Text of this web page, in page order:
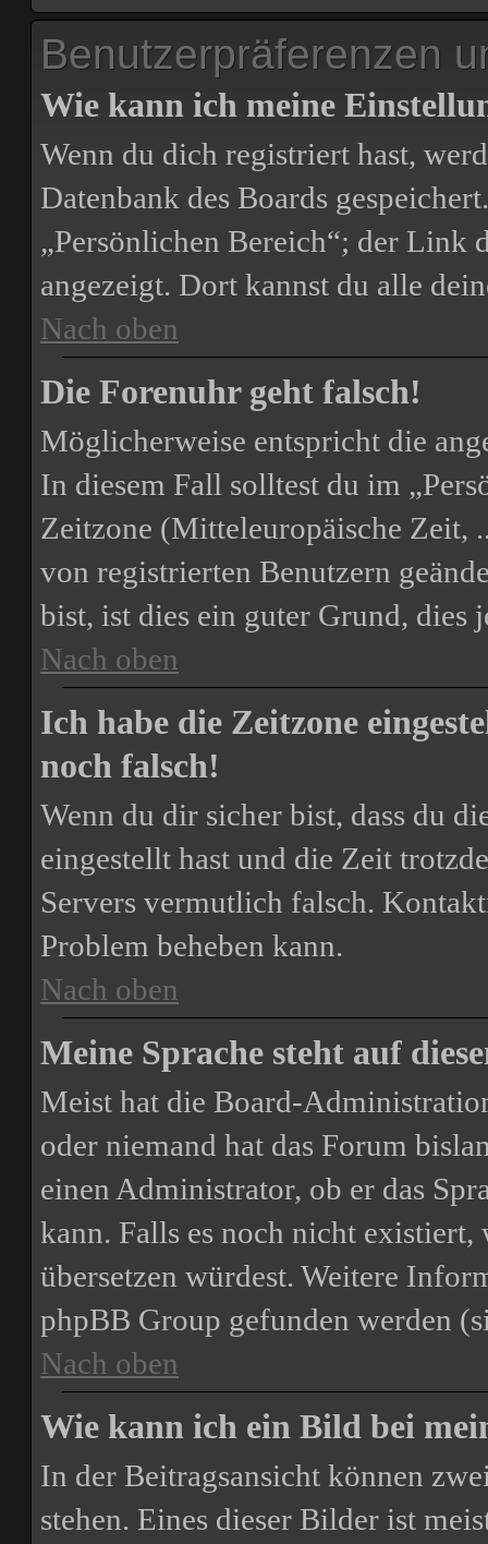
Benutzerpräferenzen
Wie kann ich meine
Wenn du dich registriert hast,
Datenbank des Boards
„Persönlichen Bereich“; der Link
angezeigt. Dort kannst du alle
Nach oben
Die Forenuhr geht falsch!
Möglicherweise entspricht die
In diesem Fall solltest du im
Zeitzone (Mitteleuropäische Zeit,
von registrierten Benutzern
bist, ist dies ein guter Grund, dies
Nach oben
Ich habe die Zeitzone
noch falsch!
Wenn du dir sicher bist, dass du
eingestellt hast und die Zeit
Servers vermutlich falsch.
Problem beheben kann.
Nach oben
Meine Sprache steht auf
Meist hat die Board-
oder niemand hat das Forum
einen Administrator, ob er das
kann. Falls es noch nicht
übersetzen würdest. Weitere
phpBB Group gefunden werden
Nach oben
Wie kann ich ein Bild bei
In der Beitragsansicht können
stehen. Eines dieser Bilder ist